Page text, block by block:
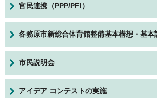
官民連携（PPP/PFI）
各務原市新総合体育館整備基本構想・基本
市民説明会
アイデア コンテストの実施